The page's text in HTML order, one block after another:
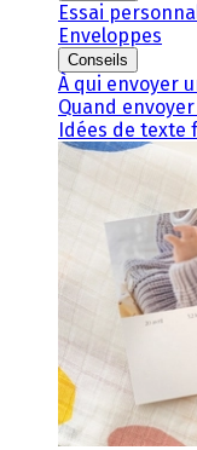
Essai
Enveloppes
Conseils
À qui envoyer
Quand
Idées de texte